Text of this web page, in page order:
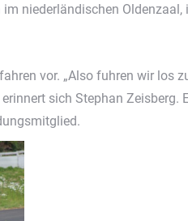
niederländischen Oldenzaal,
vor. „Also fuhren wir los
sich Stephan Zeisberg.